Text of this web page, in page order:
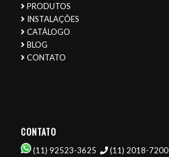
PRODUTOS
INSTALAÇÕES
CATÁLOGO
BLOG
CONTATO
CONTATO
(11) 92523-3625
(11) 2018-7200